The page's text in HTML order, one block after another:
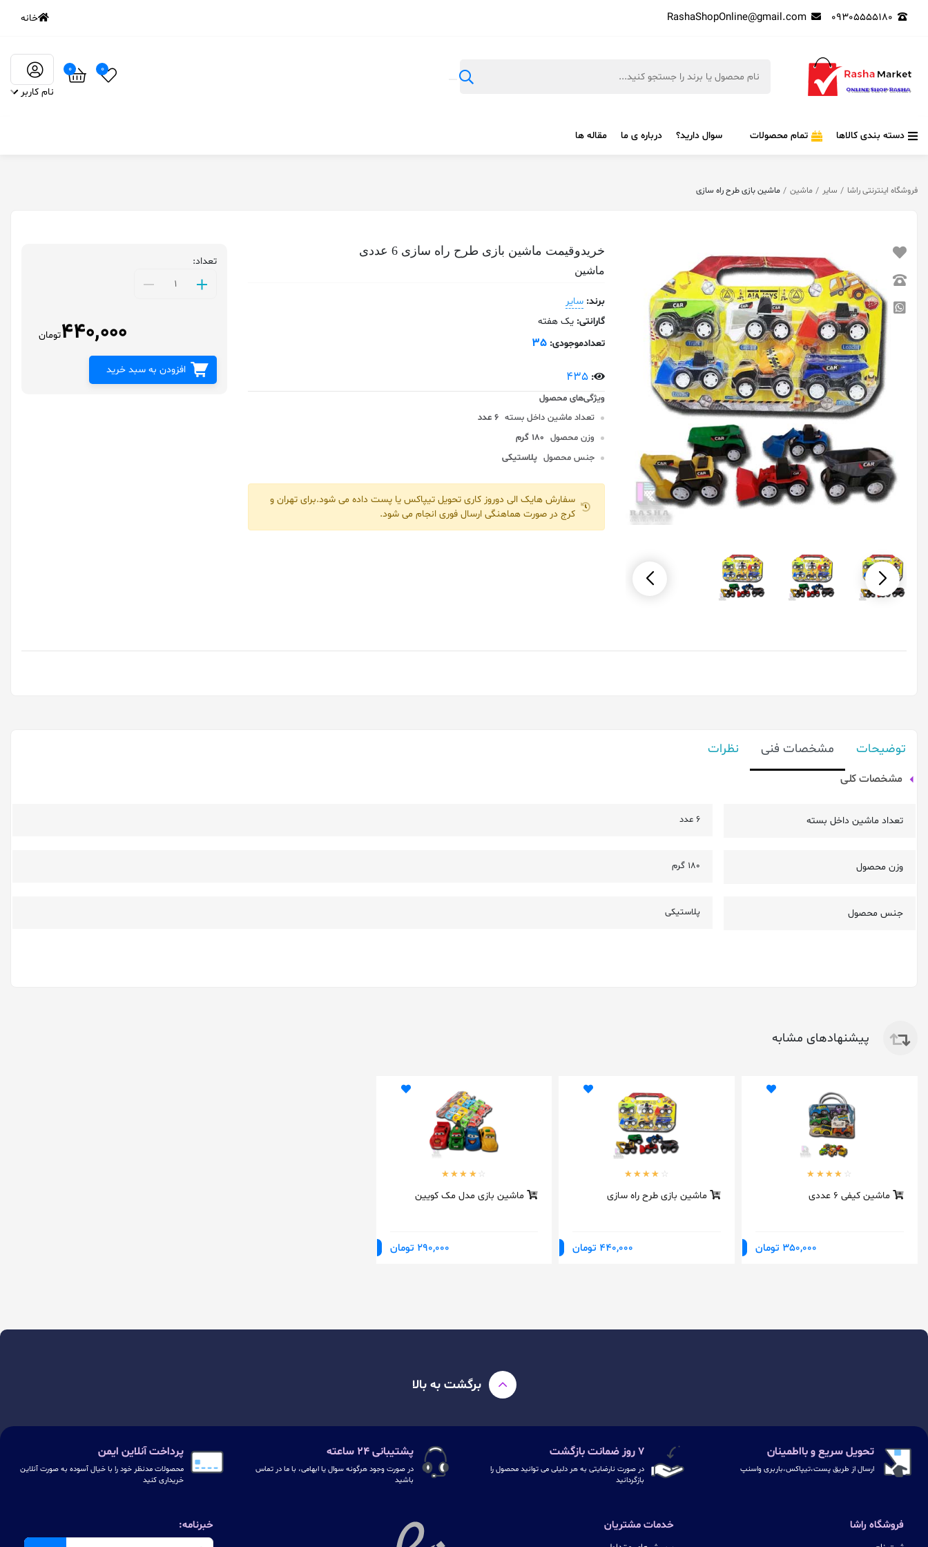
09305555180
RashaShopOnline@gmail.com خانه
0
0
نام کاربر
دسته بندی کالاها تمام محصولات سوال دارید؟ درباره ی ما مقاله ها
فروشگاه اینترنتی راشا سایر ماشین ماشین بازی طرح راه سازی
خریدوقیمت ماشین بازی طرح راه سازی 6 عددی
ماشین
برند: سایر
گارانتی: یک هفته
تعدادموجودی:35
:
435
تعداد ماشین داخل بسته 6 عدد
وزن محصول 180 گرم
جنس محصول پلاستیکی
سفارش هایک الی دوروز کاری تحویل تیپاکس یا پست داده می شود.برای تهران و
کرج در صورت هماهنگی ارسال فوری انجام می شود.
تعداد:
440,000تومان
افزودن به سبد خرید
توضیحات مشخصات فنی نظرات
مشخصات کلی
تعداد ماشین داخل بسته 6 عدد
وزن محصول 180 گرم
جنس محصول پلاستیکی
پیشنهادهای مشابه
ماشین کیفی 6 عددی
350,000 تومان
ماشین بازی طرح راه سازی
440,000 تومان
ماشین بازی مدل مک کویین
290,000 تومان
برگشت به بالا
تحویل سریع و بااطمینان
ارسال از طریق پست،تیپاکس،باربری واسنپ
۷ روز ضمانت بازگشت
در صورت نارضایتی به هر دلیلی می توانید محصول را
بازگردانید
پشتیبانی ۲۴ ساعته
در صورت وجود هرگونه سوال یا ابهامی، با ما در تماس
باشید
پرداخت آنلاین ایمن
محصولات مدنظر خود را با خیال آسوده به صورت آنلاین
خریداری کنید
فروشگاه راشا خدمات مشتریان خبرنامه: